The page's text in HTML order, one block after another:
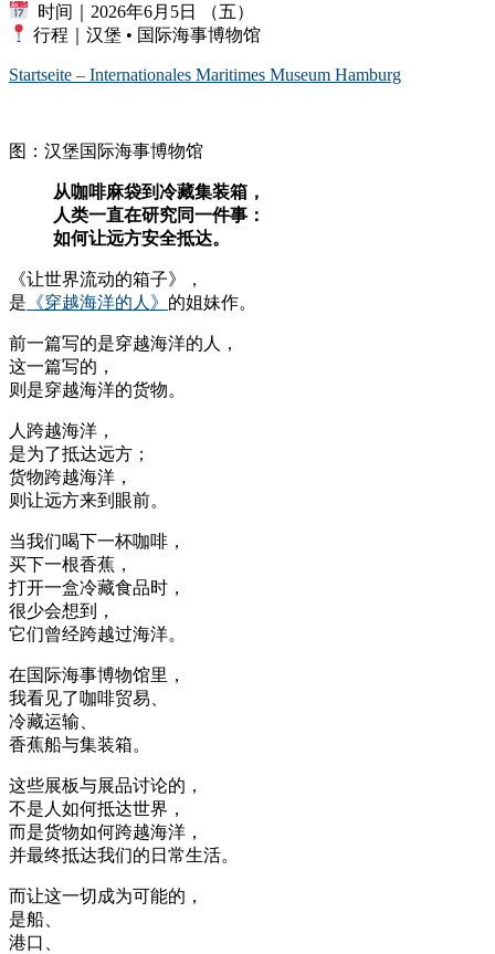
时间｜2026年6月5日 （五）
行程｜汉堡 • 国际海事博物馆
Startseite – Internationales Maritimes Museum Hamburg
图：汉堡国际海事博物馆
从咖啡麻袋到冷藏集装箱，
人类一直在研究同一件事：
如何让远方安全抵达。
《让世界流动的箱子》，
是 《穿越海洋的人》 的姐妹作。
前一篇写的是穿越海洋的人，
这一篇写的，
则是穿越海洋的货物。
人跨越海洋，
是为了抵达远方；
货物跨越海洋，
则让远方来到眼前。
当我们喝下一杯咖啡，
买下一根香蕉，
打开一盒冷藏食品时，
很少会想到，
它们曾经跨越过海洋。
在国际海事博物馆里，
我看见了咖啡贸易、
冷藏运输、
香蕉船与集装箱。
这些展板与展品讨论的，
不是人如何抵达世界，
而是货物如何跨越海洋，
并最终抵达我们的日常生活。
而让这一切成为可能的，
是船、
港口、